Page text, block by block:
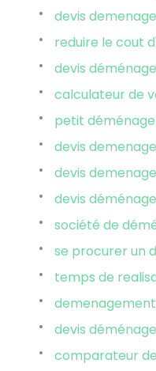
devis
reduire le cout
devis
calculateur de
petit
devis
devis
devis
société de
se procurer un
temps de
devis
comparateur